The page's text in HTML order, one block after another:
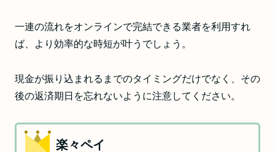
一連の流れをオンラインで完結できる業者を利用すれ
ば、より効率的な時短が叶うでしょう。
現金が振り込まれるまでのタイミングだけでなく、その
後の返済期日を忘れないように注意してください。
楽々ペイ